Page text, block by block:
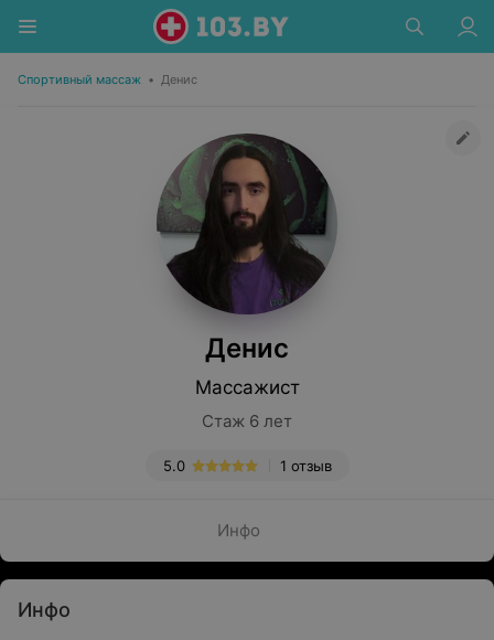
Спортивный массаж • Денис
Денис
Массажист
Стаж 6 лет
1 отзыв
5.0
Инфо
Инфо